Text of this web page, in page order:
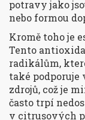
potravy jako
nebo formou
Kromě toho je
Tento
radikálům,
také
zdrojů, což je
často trpí
v citrusových